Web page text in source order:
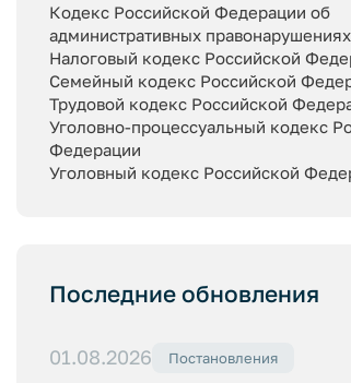
Кодекс Российской Федерации об
административных правонарушениях
Налоговый кодекс Российской
Семейный кодекс Российской
Трудовой кодекс Российской
Уголовно-процессуальный кодекс
Федерации
Уголовный кодекс Российской
Последние обновления
01.08.2026 Постановления